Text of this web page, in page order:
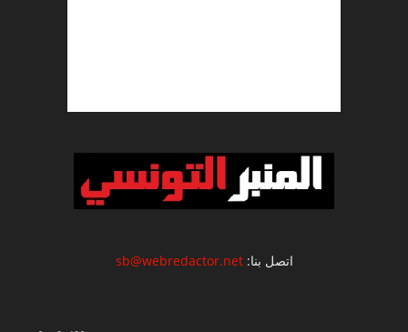
اتصل بنا:sb@webredactor.net